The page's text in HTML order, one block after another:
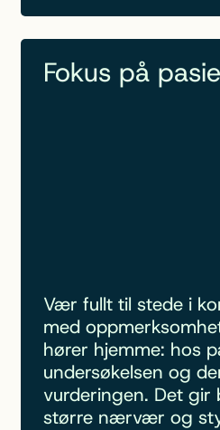
Fokus på
Vær fullt til stede i
med
hører hjemme: hos
undersøkelsen og
vurderingen. Det gir
større nærvær og